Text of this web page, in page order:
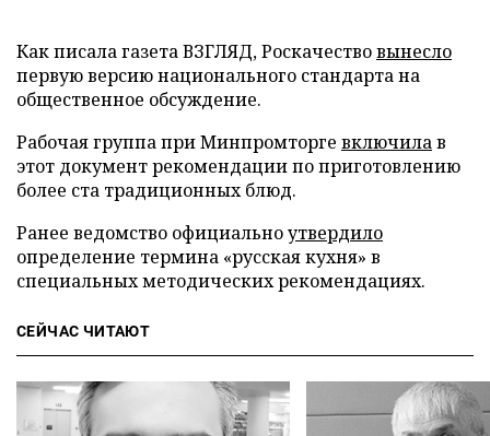
Как писала газета ВЗГЛЯД, Роскачествовынесло
первую версию национального стандарта на
общественное обсуждение.
Рабочая группа при Минпромторге включилав
этот документ рекомендации по приготовлению
более ста традиционных блюд.
Ранее ведомство официальноутвердило
определение термина «русская кухня» в
специальных методических рекомендациях.
СЕЙЧАС ЧИТАЮТ